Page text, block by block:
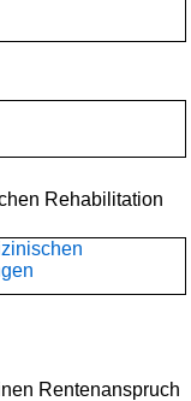
Rehabilitation
Rentenanspruch